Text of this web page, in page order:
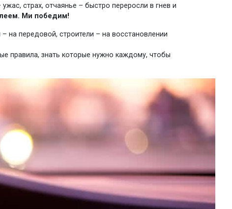
страх, отчаянье – быстро переросли в гнев и
Ми победим!
передовой, строители – на восстановлении
правила, знать которые нужно каждому, чтобы